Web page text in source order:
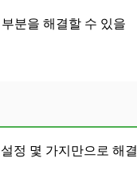
분을 해결할 수 있을
정 몇 가지만으로 해결